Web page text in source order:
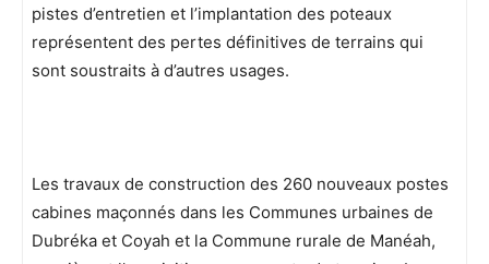
pistes d’entretien et l’implantation des poteaux
représentent des pertes définitives de terrains qui
sont soustraits à d’autres usages.
Les travaux de construction des 260 nouveaux postes
cabines maçonnés dans les Communes urbaines de
Dubréka et Coyah et la Commune rurale de Manéah,